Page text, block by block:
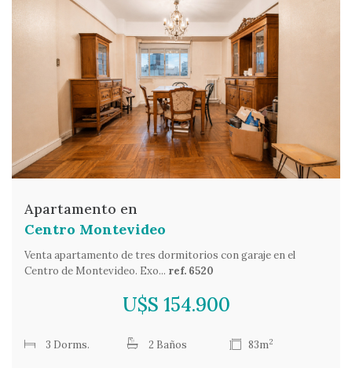
Apartamento en
Centro Montevideo
Venta apartamento de tres dormitorios con garaje en el
Centro de Montevideo. Exo... ref. 6520
U$S 154.900
3 Dorms. 2 Baños 83m2